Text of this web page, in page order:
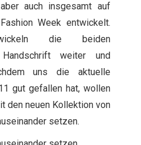
auch insgesamt auf
Week entwickelt.
die beiden
weiter und
uns die aktuelle
gut gefallen hat, wollen
den neuen Kollektion von
setzen.